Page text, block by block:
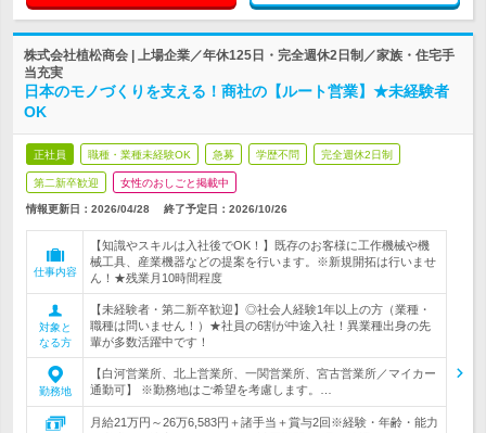
株式会社植松商会 | 上場企業／年休125日・完全週休2日制／家族・住宅手
当充実
日本のモノづくりを支える！商社の【ルート営業】★未経験者
OK
正社員 職種・業種未経験OK 急募 学歴不問 完全週休2日制
第二新卒歓迎 女性のおしごと掲載中
情報更新日：2026/04/28 終了予定日： 2026/10/26
仕事内容
【知識やスキルは入社後でOK！】既存のお客様に工作機械や機
械工具、産業機器などの提案を行います。※新規開拓は行いませ
ん！★残業月10時間程度
対象と
なる方
【未経験者・第二新卒歓迎】◎社会人経験1年以上の方（業種・
職種は問いません！）★社員の6割が中途入社！異業種出身の先
輩が多数活躍中です！
勤務地
【白河営業所、北上営業所、一関営業所、宮古営業所／マイカー
通勤可】 ※勤務地はご希望を考慮します。…
月給21万円～26万6,583円＋諸手当＋賞与2回※経験・年齢・能力